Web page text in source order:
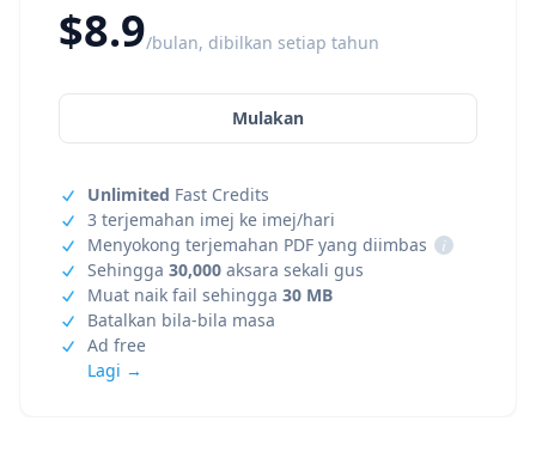
$8.9/bulan, dibilkan setiap tahun
Mulakan
Unlimited Fast Credits
3 terjemahan imej ke imej/hari
Menyokong terjemahan PDF yang diimbas
i
Sehingga 30,000 aksara sekali gus
Muat naik fail sehingga 30 MB
Batalkan bila-bila masa
Ad free
Lagi →